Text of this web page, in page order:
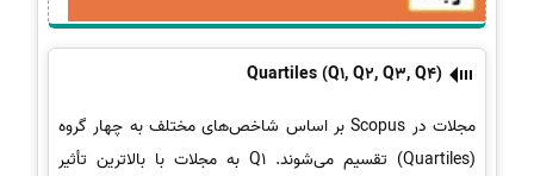
Quartiles (Q1, Q2, Q3, Q4)
مجلات در Scopus بر اساس شاخص‌های مختلف به چهار گروه
(Quartiles) تقسیم می‌شوند. Q1 به مجلات با بالاترین تأثیر